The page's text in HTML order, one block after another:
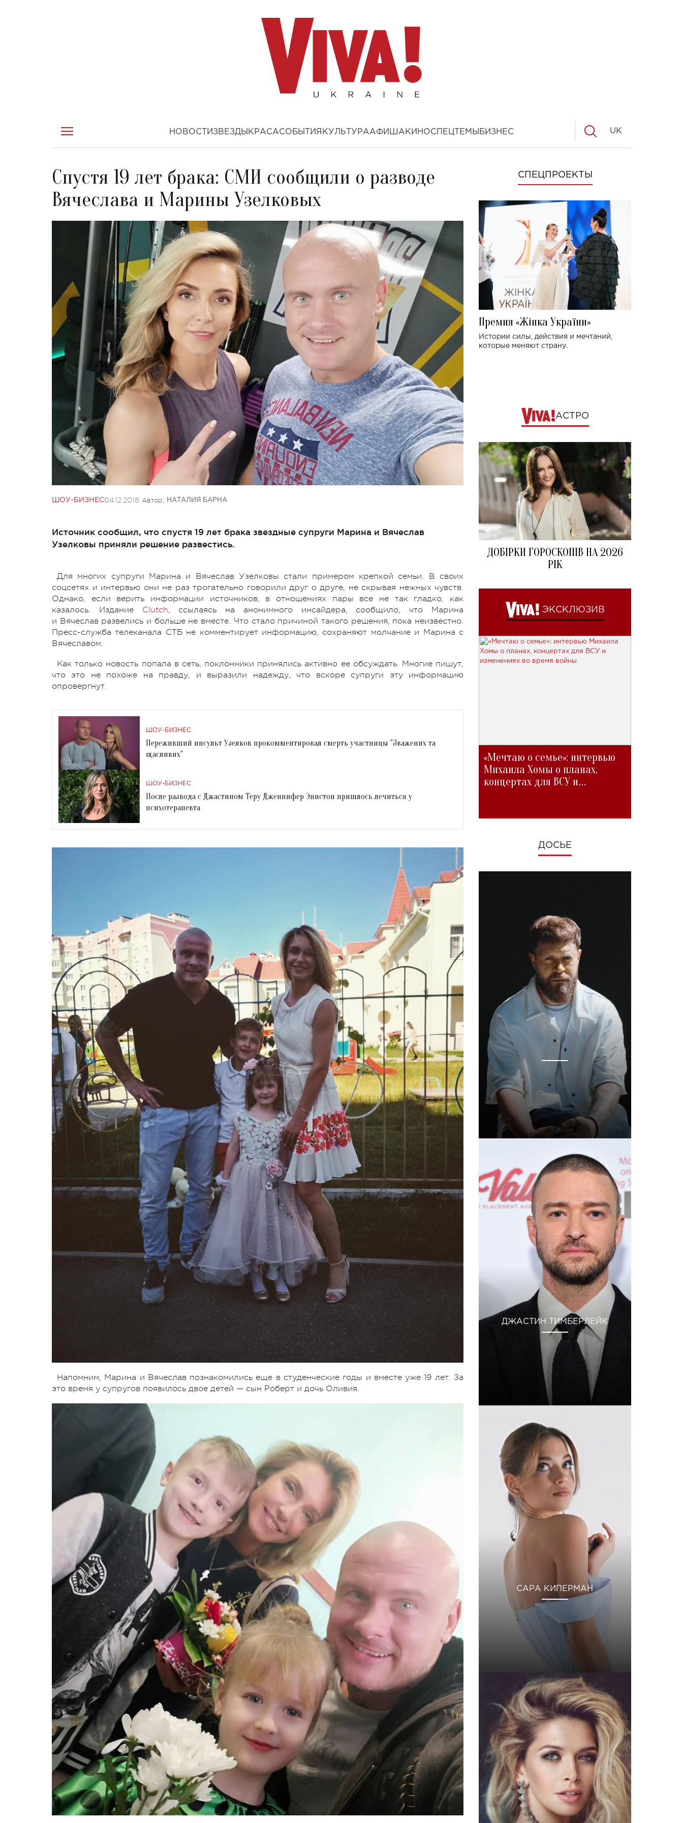
НОВОСТИ ЗВЕЗДЫ КРАСАСОБЫТИЯ КУЛЬТУРААФИША КИНОСПЕЦТЕМЫ БИЗНЕС UK
Спустя 19 лет брака: СМИ сообщили о разводе
Вячеслава и Марины Узелковых
ШОУ-БИЗНЕС04.12.2018 Автор: НАТАЛИЯ БАРНА
Источник сообщил, что спустя 19 лет брака звездные супруги Марина и Вячеслав
Узелковы приняли решение развестись.
Для многих супруги Марина и Вячеслав Узелковы стали примером крепкой семьи. В своих
соцсетях и интервью они не раз трогательно говорили друг о друге, не скрывая нежных чувств.
Однако, если верить информации источников, в отношениях пары все не так гладко, как
казалось. Издание Clutch, ссылаясь на анонимного инсайдера, сообщило, что Марина
и Вячеслав развелись и больше не вместе. Что стало причиной такого решения, пока неизвестно.
Пресс-служба телеканала СТБ не комментирует информацию, сохраняют молчание и Марина с
Вячеславом.
Как только новость попала в сеть, поклонники принялись активно ее обсуждать. Многие пишут,
что это не похоже на правду, и выразили надежду, что вскоре супруги эту информацию
опровергнут.
ШОУ-БИЗНЕС
Переживший инсульт Узелков прокомментировал смерть участницы "Зважених та
щасливих"
ШОУ-БИЗНЕС
После развода с Джастином Теру Дженнифер Энистон пришлось лечиться у
психотерапевта
Напомним, Марина и Вячеслав познакомились еще в студенческие годы и вместе уже 19 лет. За
это время у супругов появилось двое детей — сын Роберт и дочь Оливия.
СПЕЦПРОЕКТЫ
Премия «Жінка України»
Истории силы, действия и мечтаний,
которые меняют страну.
АСТРО
ДОБІРКИ ГОРОСКОПІВ НА 2026
РІК
ЭКСКЛЮЗИВ
«Мечтаю о семье»: интервью
Михаила Хомы о планах,
концертах для ВСУ и
ДОСЬЕ
ДЖАСТИН ТИМБЕРЛЕЙК
САРА КИПЕРМАН